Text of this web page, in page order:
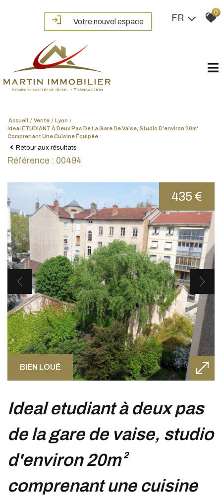
Votre nouvel espace FR
0
Accueil Vente
Lyon
Ideal ETUDIANT À Deux Pas De La Gare De Vaise, Studio D'environ 20m²
Comprenant Une Cuisine Équipée ...
Retour aux résultats
Référence : 00494
BIEN LOUÉ
435 €
ideal etudiant à deux pas
de la gare de vaise, studio
d'environ 20m²
comprenant une cuisine